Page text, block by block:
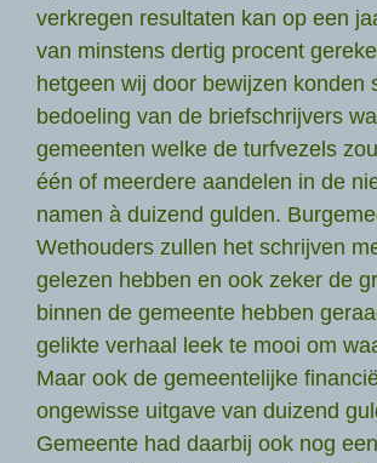
verkregen resultaten kan op een
van minstens dertig procent
hetgeen wij door bewijzen konden
bedoeling van de briefschrijvers
gemeenten welke de turfvezels
één of meerdere aandelen in de
namen à duizend gulden.
Wethouders zullen het schrijven
gelezen hebben en ook zeker de
binnen de gemeente hebben
gelikte verhaal leek te mooi om
Maar ook de gemeentelijke
ongewisse uitgave van duizend
Gemeente had daarbij ook nog